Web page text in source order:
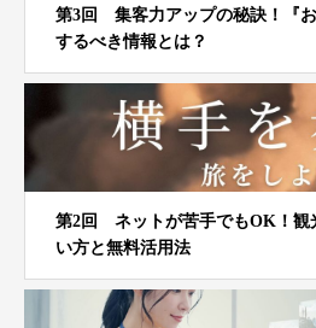
第3回 集客力アップの秘訣！『
するべき情報とは？
第2回 ネットが苦手でもOK！観
い方と無料活用法